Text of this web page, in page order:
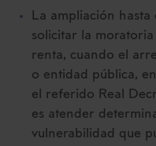
La ampliación hasta
solicitar la
renta, cuando el
o entidad pública,
el referido Real
es atender
vulnerabilidad que